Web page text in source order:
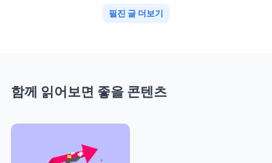
필진 글 더보기
함께 읽어보면 좋을 콘텐츠